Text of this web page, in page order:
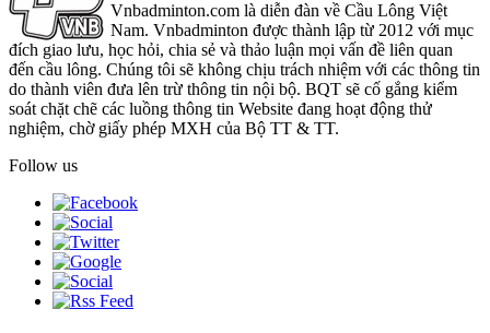
Vnbadminton.com là diễn đàn về Cầu Lông Việt
Nam. Vnbadminton được thành lập từ 2012 với mục
đích giao lưu, học hỏi, chia sẻ và thảo luận mọi vấn đề liên quan
đến cầu lông. Chúng tôi sẽ không chịu trách nhiệm với các thông tin
do thành viên đưa lên trừ thông tin nội bộ. BQT sẽ cố gắng kiểm
soát chặt chẽ các luồng thông tin Website đang hoạt động thử
nghiệm, chờ giấy phép MXH của Bộ TT & TT.
Follow us